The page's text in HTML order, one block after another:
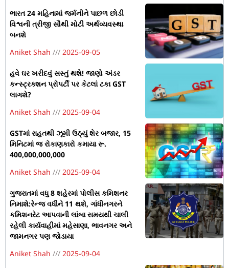
ભારત 24 મહિનામાં જર્મનીને પાછળ છોડી
વિશ્વની ત્રીજી સૌથી મોટી અર્થવ્યવસ્થા
બનશે
Aniket Shah
2025-09-05
હવે ઘર ખરીદવું સસ્તું થશે! જાણો અંડર
કન્સ્ટ્રક્શન પ્રોપર્ટી પર કેટલાં ટકા GST
લાગશે?
Aniket Shah
2025-09-04
GSTમાં રાહતથી ઝૂમી ઉઠ્યું શેર બજાર, 15
મિનિટમાં જ રોકાણકારો કમાયા રૂ.
400,000,000,000
Aniket Shah
2025-09-04
ગુજરાતમાં વધુ 8 શહેરમાં પોલીસ કમિશનર
નિમાશે:રેન્જ વધીને 11 થશે, ગાંધીનગરને
કમિશનરેટ આપવાની લાંબા સમયથી ચાલી
રહેલી કાર્યવાહીમાં મહેસાણા, ભાવનગર અને
જામનગર પણ જોડાયા
Aniket Shah
2025-09-04